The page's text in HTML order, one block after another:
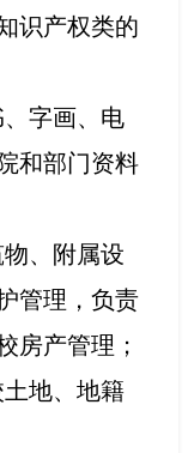
识产权类的
、字画、电
和部门资料
物、附属设
管理，负责
房产管理；
土地、地籍